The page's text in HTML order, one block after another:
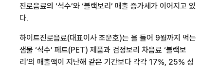
진로음료의 ‘석수’와 ‘블랙보리’ 매출 증가세가 이어지고 있
다.
하이트진로음료(대표이사 조운호)는 올 들어 9월까지 먹는
샘물 ‘석수’ 페트(PET) 제품과 검정보리 차음료 ‘블랙보
리’의 매출액이 지난해 같은 기간보다 각각 17%, 25% 성